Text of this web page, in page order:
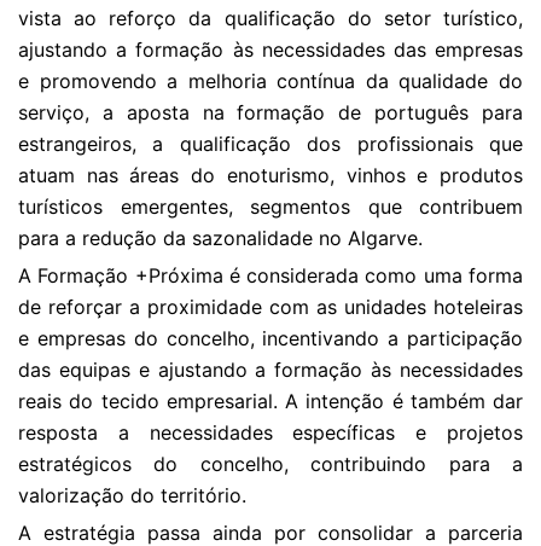
vista ao reforço da qualificação do setor turístico,
ajustando a formação às necessidades das empresas
e promovendo a melhoria contínua da qualidade do
serviço, a aposta na formação de português para
estrangeiros, a qualificação dos profissionais que
atuam nas áreas do enoturismo, vinhos e produtos
turísticos emergentes, segmentos que contribuem
para a redução da sazonalidade no Algarve.
A Formação +Próxima é considerada como uma forma
de reforçar a proximidade com as unidades hoteleiras
e empresas do concelho, incentivando a participação
das equipas e ajustando a formação às necessidades
reais do tecido empresarial. A intenção é também dar
resposta a necessidades específicas e projetos
estratégicos do concelho, contribuindo para a
valorização do território.
A estratégia passa ainda por consolidar a parceria